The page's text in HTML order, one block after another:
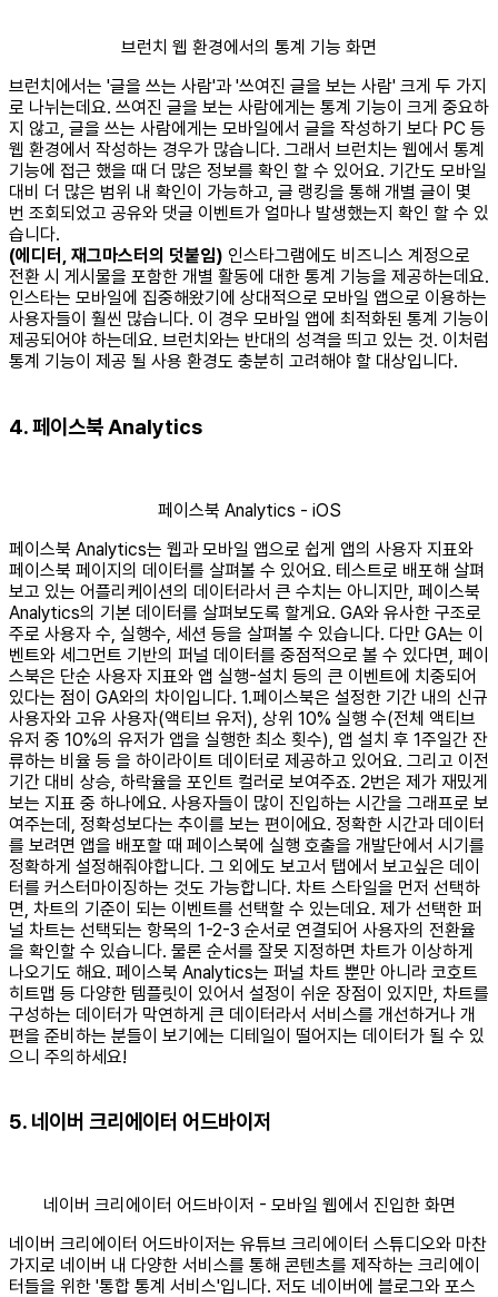
브런치 웹 환경에서의 통계 기능 화면
브런치에서는 '글을 쓰는 사람'과 '쓰여진 글을 보는 사람' 크게 두 가지
로 나뉘는데요. 쓰여진 글을 보는 사람에게는 통계 기능이 크게 중요하
지 않고, 글을 쓰는 사람에게는 모바일에서 글을 작성하기 보다 PC 등
웹 환경에서 작성하는 경우가 많습니다. 그래서 브런치는 웹에서 통계
기능에 접근 했을 때 더 많은 정보를 확인 할 수 있어요. 기간도 모바일
대비 더 많은 범위 내 확인이 가능하고, 글 랭킹을 통해 개별 글이 몇
번 조회되었고 공유와 댓글 이벤트가 얼마나 발생했는지 확인 할 수 있
습니다.
(에디터, 재그마스터의 덧붙임) 인스타그램에도 비즈니스 계정으로
전환 시 게시물을 포함한 개별 활동에 대한 통계 기능을 제공하는데요.
인스타는 모바일에 집중해왔기에 상대적으로 모바일 앱으로 이용하는
사용자들이 훨씬 많습니다. 이 경우 모바일 앱에 최적화된 통계 기능이
제공되어야 하는데요. 브런치와는 반대의 성격을 띄고 있는 것. 이처럼
통계 기능이 제공 될 사용 환경도 충분히 고려해야 할 대상입니다.
4. 페이스북 Analytics
페이스북 Analytics - iOS
페이스북 Analytics는 웹과 모바일 앱으로 쉽게 앱의 사용자 지표와
페이스북 페이지의 데이터를 살펴볼 수 있어요. 테스트로 배포해 살펴
보고 있는 어플리케이션의 데이터라서 큰 수치는 아니지만, 페이스북
Analytics의 기본 데이터를 살펴보도록 할게요. GA와 유사한 구조로
주로 사용자 수, 실행수, 세션 등을 살펴볼 수 있습니다. 다만 GA는 이
벤트와 세그먼트 기반의 퍼널 데이터를 중점적으로 볼 수 있다면, 페이
스북은 단순 사용자 지표와 앱 실행-설치 등의 큰 이벤트에 치중되어
있다는 점이 GA와의 차이입니다. 1.페이스북은 설정한 기간 내의 신규
사용자와 고유 사용자(액티브 유저), 상위 10% 실행 수(전체 액티브
유저 중 10%의 유저가 앱을 실행한 최소 횟수), 앱 설치 후 1주일간 잔
류하는 비율 등 을 하이라이트 데이터로 제공하고 있어요. 그리고 이전
기간 대비 상승, 하락율을 포인트 컬러로 보여주죠. 2번은 제가 재밌게
보는 지표 중 하나에요. 사용자들이 많이 진입하는 시간을 그래프로 보
여주는데, 정확성보다는 추이를 보는 편이에요. 정확한 시간과 데이터
를 보려면 앱을 배포할 때 페이스북에 실행 호출을 개발단에서 시기를
정확하게 설정해줘야합니다. 그 외에도 보고서 탭에서 보고싶은 데이
터를 커스터마이징하는 것도 가능합니다. 차트 스타일을 먼저 선택하
면, 차트의 기준이 되는 이벤트를 선택할 수 있는데요. 제가 선택한 퍼
널 차트는 선택되는 항목의 1-2-3 순서로 연결되어 사용자의 전환율
을 확인할 수 있습니다. 물론 순서를 잘못 지정하면 차트가 이상하게
나오기도 해요. 페이스북 Analytics는 퍼널 차트 뿐만 아니라 코호트
히트맵 등 다양한 템플릿이 있어서 설정이 쉬운 장점이 있지만, 차트를
구성하는 데이터가 막연하게 큰 데이터라서 서비스를 개선하거나 개
편을 준비하는 분들이 보기에는 디테일이 떨어지는 데이터가 될 수 있
으니 주의하세요!
5. 네이버 크리에이터 어드바이저
네이버 크리에이터 어드바이저 - 모바일 웹에서 진입한 화면
네이버 크리에이터 어드바이저는 유튜브 크리에이터 스튜디오와 마찬
가지로 네이버 내 다양한 서비스를 통해 콘텐츠를 제작하는 크리에이
터들을 위한 '통합 통계 서비스'입니다. 저도 네이버에 블로그와 포스